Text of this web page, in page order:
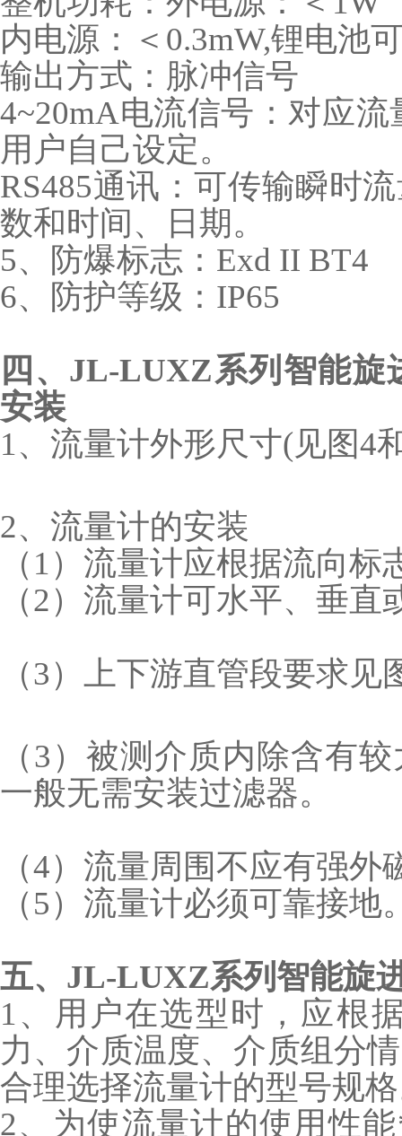
内电源：＜0.3mW,锂电池
输出方式：脉冲信号
4~20mA电流信号：对应流
用户自己设定。
RS485通讯：可传输瞬时
数和时间、日期。
5、防爆标志：Exd II BT4
6、防护等级：IP65
四、 JL-LUXZ系列智能旋
安装
1、流量计外形尺寸(见图4
2、流量计的安装
（1）流量计应根据流向标
（2）流量计可水平、垂
（3）上下游直管段要求见
（3）被测介质内除含有
一般无需安装过滤器。
（4）流量周围不应有强
（5）流量计必须可靠接地
五、 JL-LUXZ系列智能旋
1、用户在选型时，应根
力、介质温度、介质组分
合理选择流量计的型号规
2、为使流量计的使用性